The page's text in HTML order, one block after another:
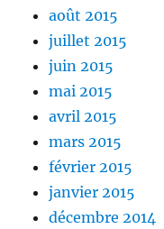
août 2015
juillet 2015
juin 2015
mai 2015
avril 2015
mars 2015
février 2015
janvier 2015
décembre 2014